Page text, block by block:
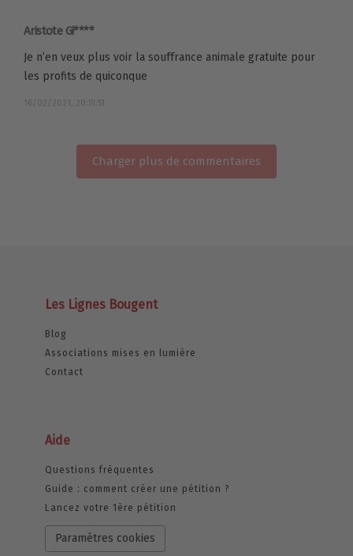
Aristote Gi****
Je n’en veux plus voir la souffrance animale gratuite pour
les profits de quiconque
16/02/2021, 20:51:51
Charger plus de commentaires
Les Lignes Bougent
Blog
Associations mises en lumière
Contact
Aide
Questions fréquentes
Guide : comment créer une pétition ?
Lancez votre 1ère pétition
Paramètres cookies